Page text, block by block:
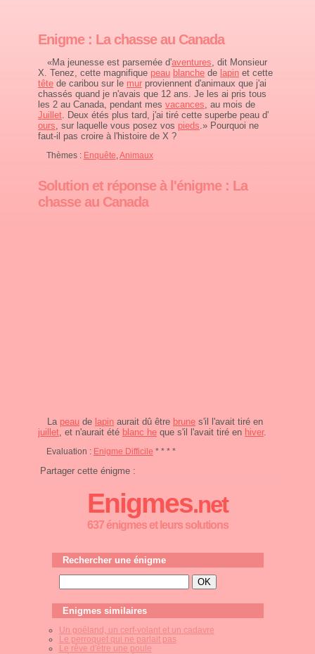
Enigme : La chasse au Canada
«Ma jeunesse est parsemée d'aventures, dit Monsieur
X. Tenez, cette magnifique peau blanche de lapin et cette
tête de caribou sur le mur proviennent d'animaux que j'ai
chassés quand je n'avais que 12 ans. Je les ai pris tous
les 2 au Canada, pendant mes vacances, au mois de
Juillet. Deux étés plus tard, j'ai tiré cette superbe peau d'
ours, sur laquelle vous posez vos pieds.» Pourquoi ne
faut-il pas croire à l'histoire de X ?
Thèmes : Enquête Animaux
Solution et réponse à l'énigme : La
chasse au Canada
La peau de lapin aurait dû être brune s'il l'avait tiré en
juillet , et n'aurait été blanc he que s'il l'avait tiré en hiver.
Evaluation : Enigme Difficile * * * *
Partager cette énigme :
Enigmes.net
637 énigmes et leurs solutions
Rechercher une énigme
Enigmes similaires
Un goéland, un cerf-volant et un cadavre
Le perroquet qui ne parlait pas
Le rêve d'être une poule